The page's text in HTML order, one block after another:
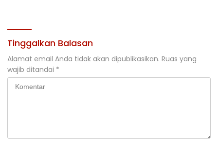
Tinggalkan Balasan
Alamat email Anda tidak akan dipublikasikan. Ruas yang
wajib ditandai *